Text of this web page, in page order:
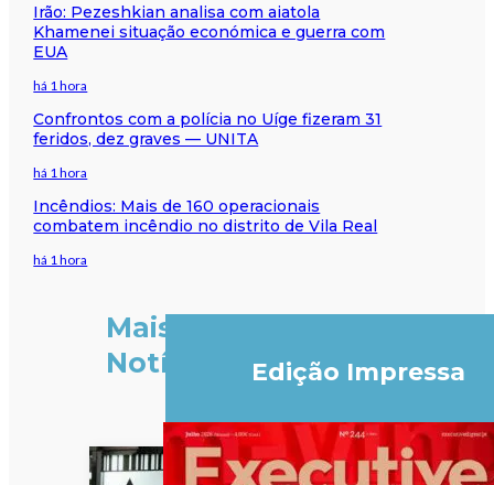
Irão: Pezeshkian analisa com aiatola
Khamenei situação económica e guerra com
EUA
há 1 hora
Confrontos com a polícia no Uíge fizeram 31
feridos, dez graves — UNITA
há 1 hora
Incêndios: Mais de 160 operacionais
combatem incêndio no distrito de Vila Real
há 1 hora
Mais
Notícias
Edição Impressa